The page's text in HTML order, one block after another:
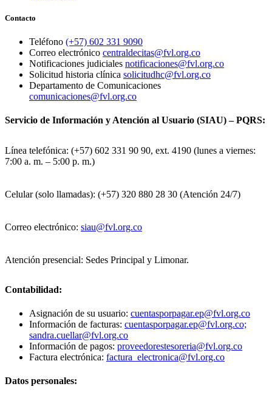
Contacto
Teléfono (+57) 602 331 9090
Correo electrónico centraldecitas@fvl.org.co
Notificaciones judiciales notificaciones@fvl.org.co
Solicitud historia clínica solicitudhc@fvl.org.co
Departamento de Comunicaciones
comunicaciones@fvl.org.co
Servicio de Información y Atención al Usuario (SIAU) – PQRS:
Línea telefónica: (+57) 602 331 90 90, ext. 4190 (lunes a viernes:
7:00 a. m. – 5:00 p. m.)
Celular (solo llamadas): (+57) 320 880 28 30 (Atención 24/7)
Correo electrónico: siau@fvl.org.co
Atención presencial: Sedes Principal y Limonar.
Contabilidad:
Asignación de su usuario: cuentasporpagar.ep@fvl.org.co
Información de facturas: cuentasporpagar.ep@fvl.org.co;
sandra.cuellar@fvl.org.co
Información de pagos: proveedorestesoreria@fvl.org.co
Factura electrónica: factura_electronica@fvl.org.co
Datos personales: